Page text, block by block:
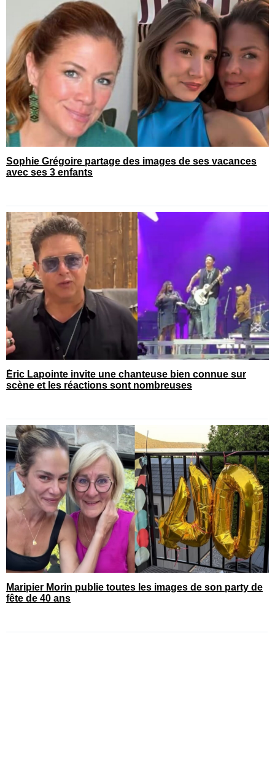
Sophie Grégoire partage des images de ses vacances
avec ses 3 enfants
Éric Lapointe invite une chanteuse bien connue sur
scène et les réactions sont nombreuses
Maripier Morin publie toutes les images de son party de
fête de 40 ans